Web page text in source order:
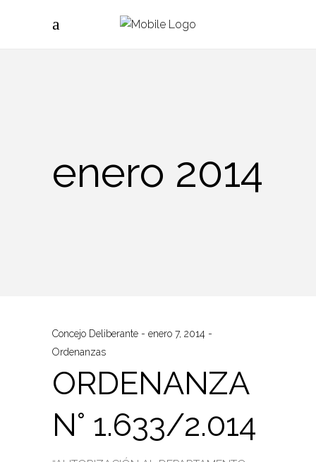
enero 2014
Concejo Deliberante
enero 7, 2014
Ordenanzas
ORDENANZA
N° 1.633/2.014